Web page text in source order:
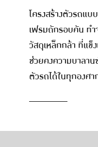
โครงสร้างตัวรถแบบ
เฟรมถักรอบคัน ทำ
วัสดุเหล็กกล้า ที่แข็
ช่วยคงความบาลา
ตัวรถได้ในทุกองศา